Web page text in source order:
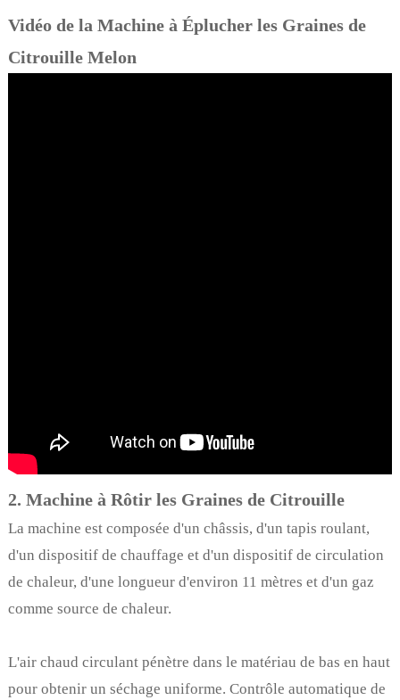
Vidéo de la Machine à Éplucher les Graines de
Citrouille Melon
2. Machine à Rôtir les Graines de Citrouille
La machine est composée d'un châssis, d'un tapis roulant,
d'un dispositif de chauffage et d'un dispositif de circulation
de chaleur, d'une longueur d'environ 11 mètres et d'un gaz
comme source de chaleur.
L'air chaud circulant pénètre dans le matériau de bas en haut
pour obtenir un séchage uniforme. Contrôle automatique de